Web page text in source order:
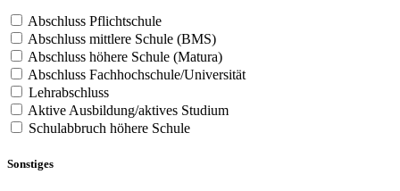
Abschluss Pflichtschule
Abschluss mittlere Schule (BMS)
Abschluss höhere Schule (Matura)
Abschluss Fachhochschule/Universität
Lehrabschluss
Aktive Ausbildung/aktives Studium
Schulabbruch höhere Schule
Sonstiges